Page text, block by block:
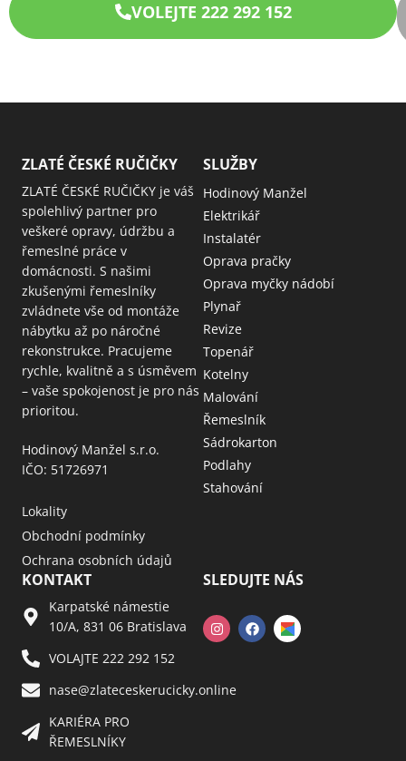
VOLEJTE 222 292 152
ZLATÉ ČESKÉ RUČIČKY
ZLATÉ ČESKÉ RUČIČKY je váš
spolehlivý partner pro
veškeré opravy, údržbu a
řemeslné práce v
domácnosti. S našimi
zkušenými řemeslníky
zvládnete vše od montáže
nábytku až po náročné
rekonstrukce. Pracujeme
rychle, kvalitně a s úsměvem
– vaše spokojenost je pro nás
prioritou.
Hodinový Manžel s.r.o.
IČO: 51726971
Lokality
Obchodní podmínky
Ochrana osobních údajů
SLUŽBY
Hodinový Manžel
Elektrikář
Instalatér
Oprava pračky
Oprava myčky nádobí
Plynař
Revize
Topenář
Kotelny
Malování
Řemeslník
Sádrokarton
Podlahy
Stahování
KONTAKT
Karpatské námestie
10/A, 831 06 Bratislava
VOLAJTE 222 292 152
nase@zlateceskerucicky.online
KARIÉRA PRO
ŘEMESLNÍKY
SLEDUJTE NÁS